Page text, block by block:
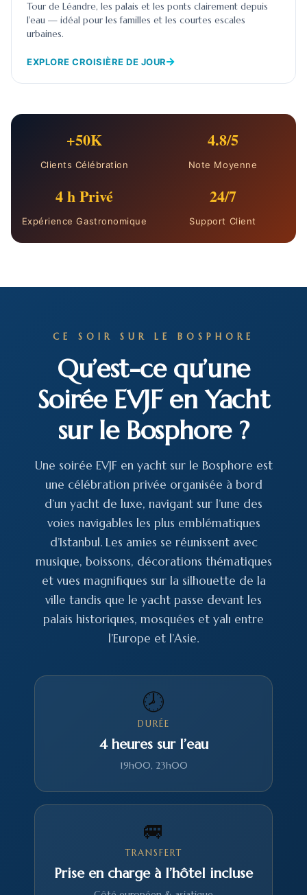
Tour de Léandre, les palais et les ponts clairement depuis
l'eau — idéal pour les familles et les courtes escales
urbaines.
EXPLORE CROISIÈRE DE JOUR
+50K
Clients Célébration
4.8/5
Note Moyenne
4 h Privé
Expérience Gastronomique
24/7
Support Client
CE SOIR SUR LE BOSPHORE
Qu’est-ce qu’une
Soirée EVJF en Yacht
sur le Bosphore ?
Une soirée EVJF en yacht sur le Bosphore est
une célébration privée organisée à bord
d’un yacht de luxe, navigant sur l’une des
voies navigables les plus emblématiques
d’Istanbul. Les amies se réunissent avec
musique, boissons, décorations thématiques
et vues magnifiques sur la silhouette de la
ville tandis que le yacht passe devant les
palais historiques, mosquées et yalı entre
l’Europe et l’Asie.
🕗
DURÉE
4 heures sur l’eau
19h00, 23h00
🚐
TRANSFERT
Prise en charge à l’hôtel incluse